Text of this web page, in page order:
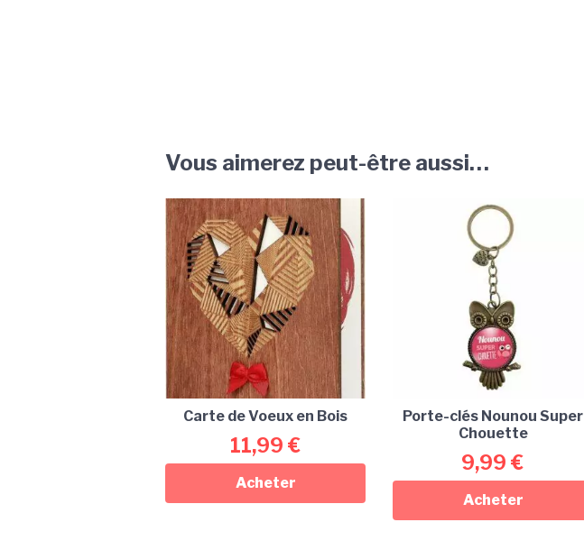
Vous aimerez peut-être aussi…
Carte de Voeux en Bois
11,99 €
Acheter
Porte-clés Nounou Super
Chouette
9,99 €
Acheter